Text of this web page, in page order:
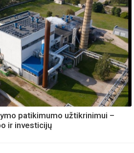
patikimumo užtikrinimui –
ir investicijų